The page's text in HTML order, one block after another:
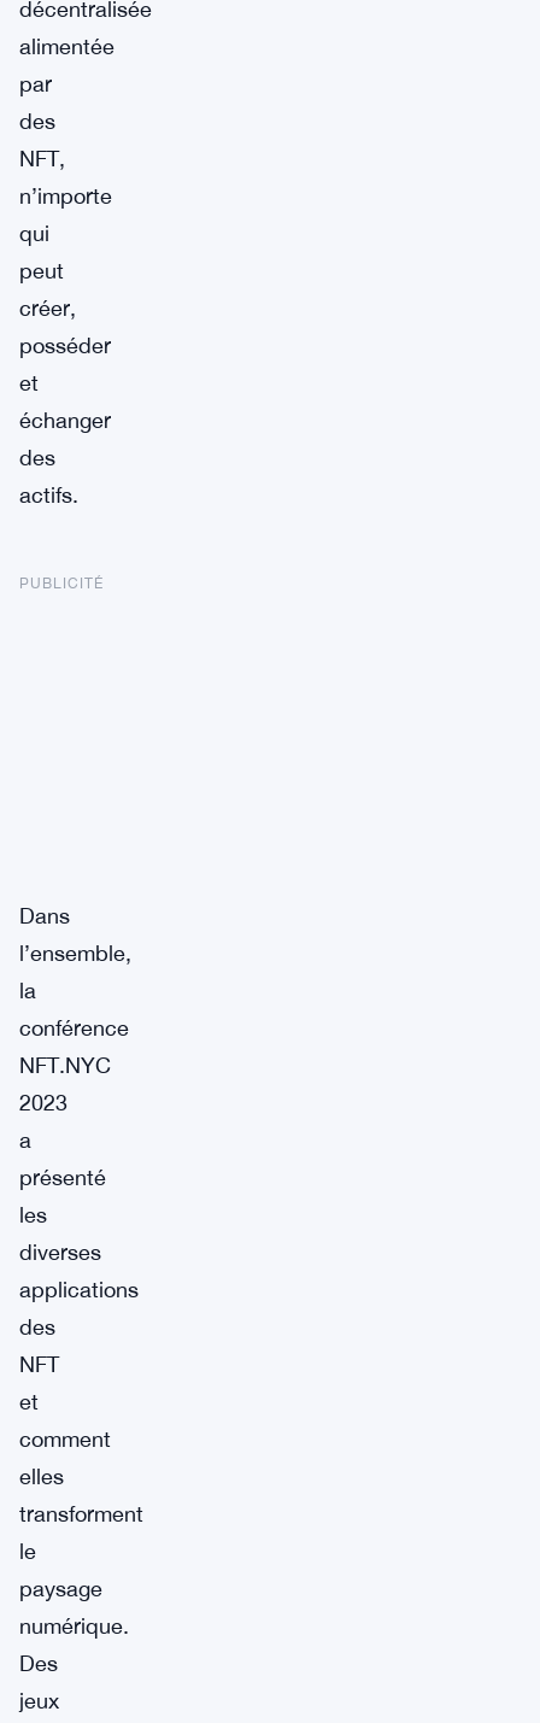
décentralisée
alimentée
par
des
NFT,
n’importe
qui
peut
créer,
posséder
et
échanger
des
actifs.
PUBLICITÉ
Dans
l’ensemble,
la
conférence
NFT.NYC
2023
a
présenté
les
diverses
applications
des
NFT
et
comment
elles
transforment
le
paysage
numérique.
Des
jeux